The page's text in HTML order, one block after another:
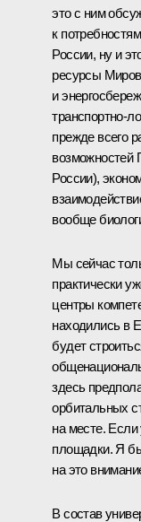
это с ним
к
России, ну и
ресурсы
и
транспортно-
прежде всего
возможностей
России),
вообще
Мы сейчас
практически
центры
находились в
будет
здесь
орбитальных
на месте.
площадки. Я бы
на это
В состав